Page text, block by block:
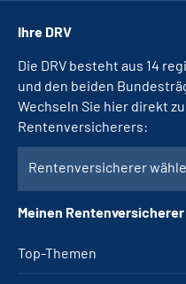
Top-Themen
Ihre DRV
Die DRV besteht aus 14
und den beiden
Wechseln Sie hier direkt
Rentenversicherers:
Rentenversicherer
Meinen